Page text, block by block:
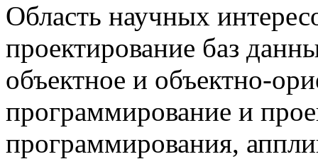
Область научных
проектирование баз
объектное и объектно-
программирование и
программирования,